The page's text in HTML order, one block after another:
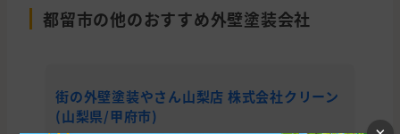
都留市の他のおすすめ外壁塗装会社
街の外壁塗装やさん山梨店 株式会社クリーン
(山梨県/甲府市)
累